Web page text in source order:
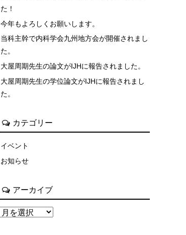
た！
今年もよろしくお願いします。
当科主幹で内科学会九州地方会が開催されまし
た。
大屋周期先生の論文がIJHに報告されました。
大屋周期先生の学位論文がIJHに報告されまし
た。
カテゴリー
イベント
お知らせ
アーカイブ